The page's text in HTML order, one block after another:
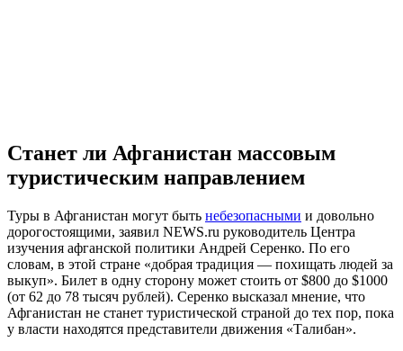
Станет ли Афганистан массовым
туристическим направлением
Туры в Афганистан могут быть небезопасными и довольно
дорогостоящими, заявил NEWS.ru руководитель Центра
изучения афганской политики Андрей Серенко. По его
словам, в этой стране «добрая традиция — похищать людей за
выкуп». Билет в одну сторону может стоить от $800 до $1000
(от 62 до 78 тысяч рублей). Серенко высказал мнение, что
Афганистан не станет туристической страной до тех пор, пока
у власти находятся представители движения «Талибан».